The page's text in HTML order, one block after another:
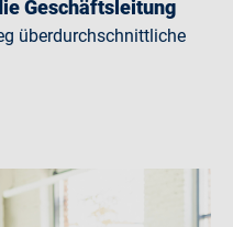
Geschäftsleitung
überdurchschnittliche